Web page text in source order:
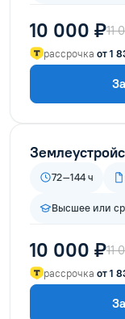
10 000 ₽11
рассрочка от 1
72–144 ч
Высшее или
10 000 ₽11
рассрочка от 1